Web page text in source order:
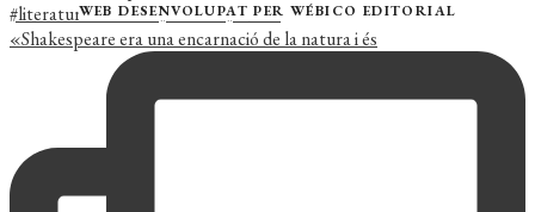
«Shakespeare era una encarnació de la natura i és
WEB DESENVOLUPAT PER WÉBICO EDITORIAL